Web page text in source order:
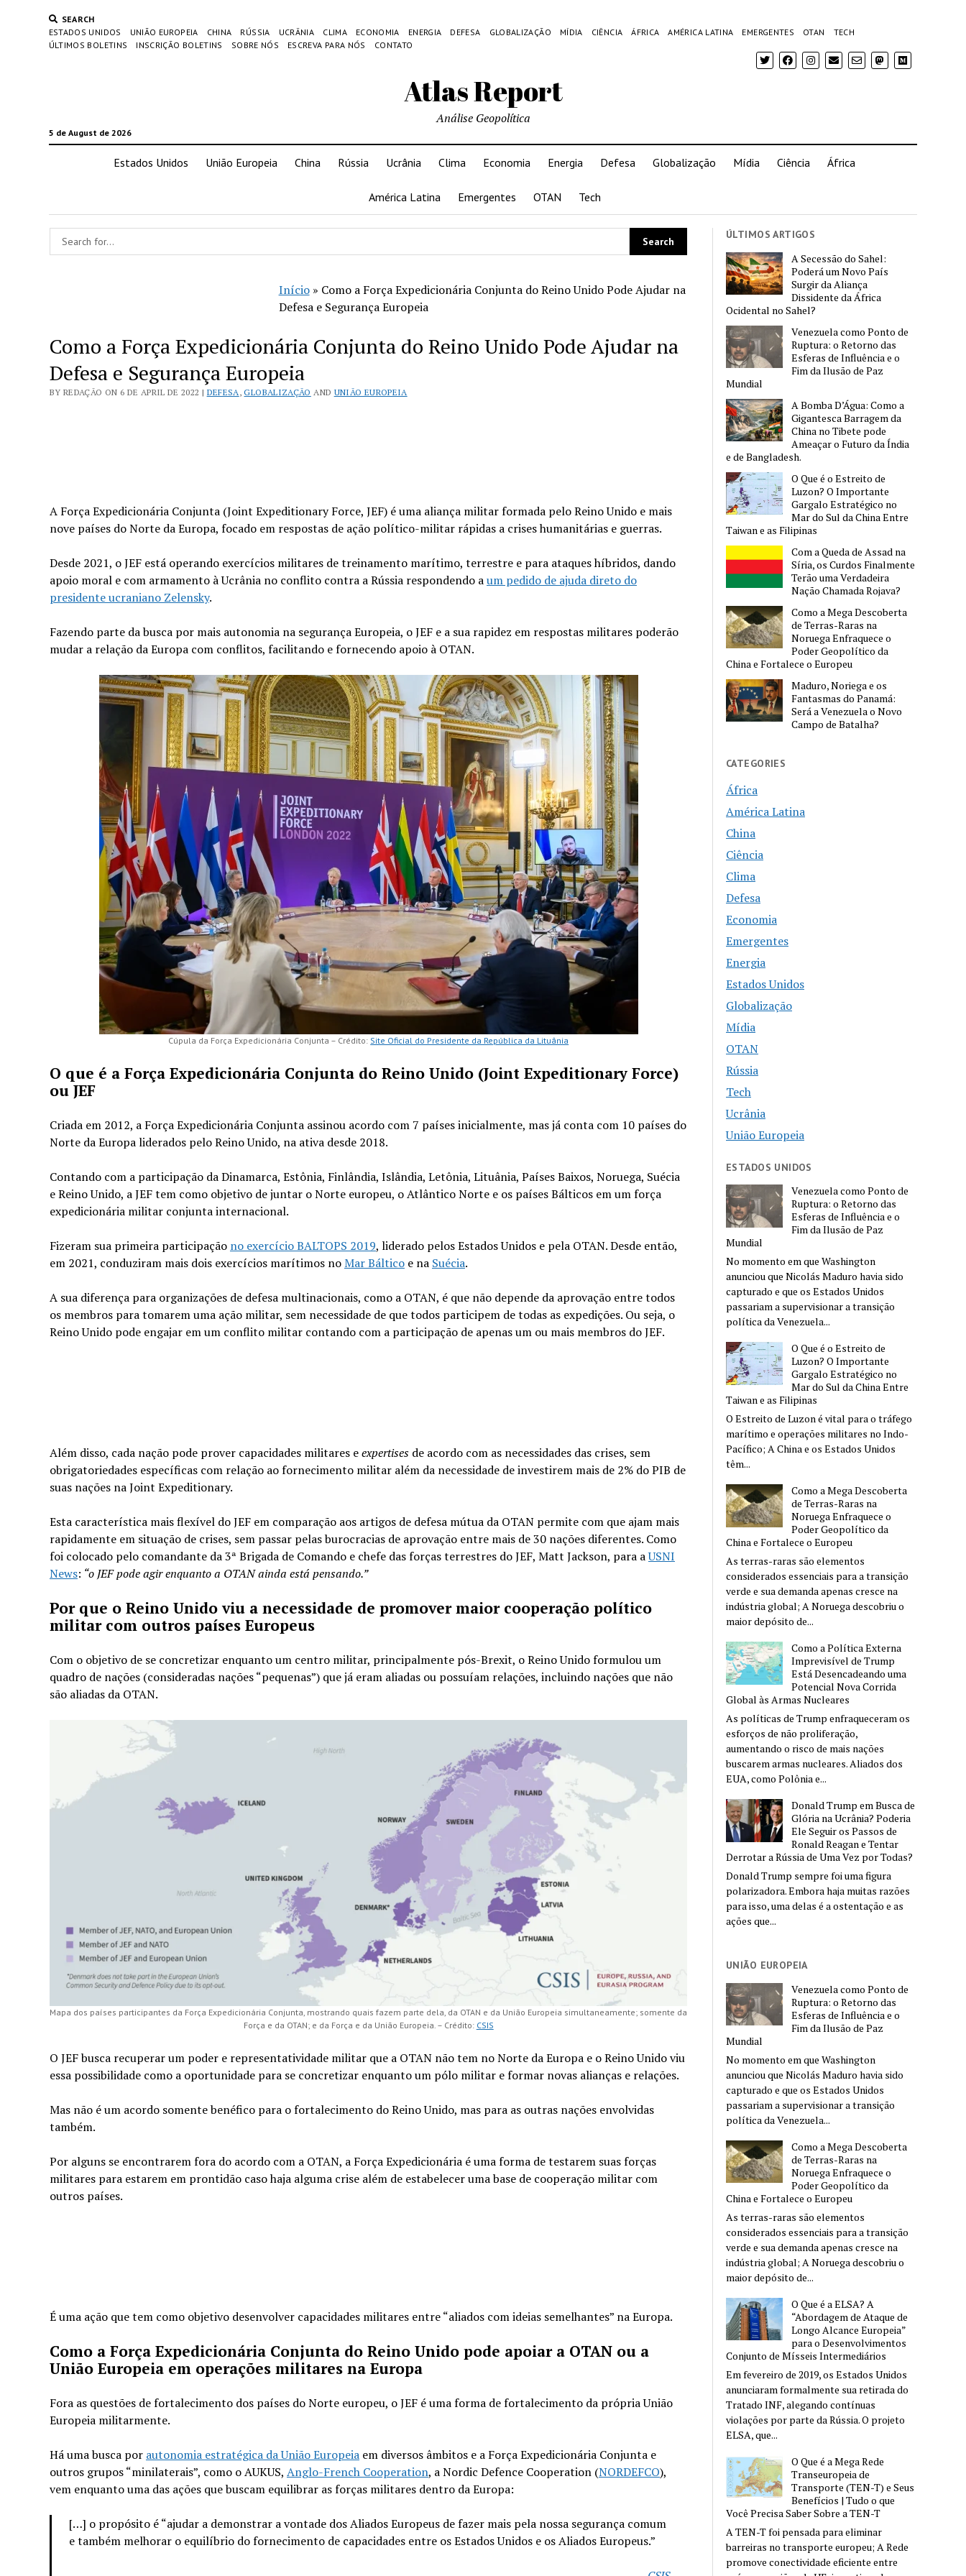
SEARCH
ESTADOS UNIDOS
UNIÃO EUROPEIA CHINA RÚSSIA UCRÂNIA CLIMA ECONOMIA ENERGIA DEFESA GLOBALIZAÇÃO MÍDIA CIÊNCIA ÁFRICA AMÉRICA LATINA EMERGENTES OTAN
TECH
ÚLTIMOS BOLETINS
INSCRIÇÃO BOLETINS SOBRE NÓS ESCREVA PARA NÓS CONTATO
Atlas Report
5 de August de 2026
Análise Geopolítica
Estados Unidos União Europeia China Rússia Ucrânia Clima Economia Energia Defesa Globalização Mídia Ciência África
América Latina Emergentes OTAN Tech
Início» Como a Força Expedicionária Conjunta do Reino Unido Pode Ajudar na
Defesa e Segurança Europeia
Como a Força Expedicionária Conjunta do Reino Unido Pode Ajudar na
Defesa e Segurança Europeia
BY REDAÇÃO ON 6 DE APRIL DE 2022 | DEFESA,GLOBALIZAÇÃO AND UNIÃO EUROPEIA
A Força Expedicionária Conjunta (Joint Expeditionary Force, JEF) é uma aliança militar formada pelo Reino Unido e mais
nove países do Norte da Europa, focado em respostas de ação político-militar rápidas a crises humanitárias e guerras.
Desde 2021, o JEF está operando exercícios militares de treinamento marítimo, terrestre e para ataques híbridos, dando
apoio moral e com armamento à Ucrânia no conflito contra a Rússia respondendo aum pedido de ajuda direto do
presidente ucraniano Zelensky.
Fazendo parte da busca por mais autonomia na segurança Europeia, o JEF e a sua rapidez em respostas militares poderão
mudar a relação da Europa com conflitos, facilitando e fornecendo apoio à OTAN.
Cúpula da Força Expedicionária Conjunta – Crédito: Site Oficial do Presidente da República da Lituânia
O que é a Força Expedicionária Conjunta do Reino Unido (Joint Expeditionary Force)
ou JEF
Criada em 2012, a Força Expedicionária Conjunta assinou acordo com 7 países inicialmente, mas já conta com 10 países do
Norte da Europa liderados pelo Reino Unido, na ativa desde 2018.
Contando com a participação da Dinamarca, Estônia, Finlândia, Islândia, Letônia, Lituânia, Países Baixos, Noruega, Suécia
e Reino Unido, a JEF tem como objetivo de juntar o Norte europeu, o Atlântico Norte e os países Bálticos em um força
expedicionária militar conjunta internacional.
Fizeram sua primeira participação no exercício BALTOPS 2019, liderado pelos Estados Unidos e pela OTAN. Desde então,
em 2021, conduziram mais dois exercícios marítimos noMar Bálticoe na Suécia.
A sua diferença para organizações de defesa multinacionais, como a OTAN, é que não depende da aprovação entre todos
os membros para tomarem uma ação militar, sem necessidade de que todos participem de todas as expedições. Ou seja, o
Reino Unido pode engajar em um conflito militar contando com a participação de apenas um ou mais membros do JEF.
Além disso, cada nação pode prover capacidades militares eexpertises de acordo com as necessidades das crises, sem
obrigatoriedades específicas com relação ao fornecimento militar além da necessidade de investirem mais de 2% do PIB de
suas nações na Joint Expeditionary.
Esta característica mais flexível do JEF em comparação aos artigos de defesa mútua da OTAN permite com que ajam mais
rapidamente em situação de crises, sem passar pelas burocracias de aprovação entre mais de 30 nações diferentes. Como
foi colocado pelo comandante da 3ª Brigada de Comando e chefe das forças terrestres do JEF, Matt Jackson, para aUSNI
News: “o JEF pode agir enquanto a OTAN ainda está pensando.”
Por que o Reino Unido viu a necessidade de promover maior cooperação político
militar com outros países Europeus
Com o objetivo de se concretizar enquanto um centro militar, principalmente pós-Brexit, o Reino Unido formulou um
quadro de nações (consideradas nações “pequenas”) que já eram aliadas ou possuíam relações, incluindo nações que não
são aliadas da OTAN.
Mapa dos países participantes da Força Expedicionária Conjunta, mostrando quais fazem parte dela, da OTAN e da União Europeia simultaneamente; somente da
Força e da OTAN; e da Força e da União Europeia. – Crédito: CSIS
O JEF busca recuperar um poder e representatividade militar que a OTAN não tem no Norte da Europa e o Reino Unido viu
essa possibilidade como a oportunidade para se concretizar enquanto um pólo militar e formar novas alianças e relações.
Mas não é um acordo somente benéfico para o fortalecimento do Reino Unido, mas para as outras nações envolvidas
também.
Por alguns se encontrarem fora do acordo com a OTAN, a Força Expedicionária é uma forma de testarem suas forças
militares para estarem em prontidão caso haja alguma crise além de estabelecer uma base de cooperação militar com
outros países.
É uma ação que tem como objetivo desenvolver capacidades militares entre “aliados com ideias semelhantes” na Europa.
Como a Força Expedicionária Conjunta do Reino Unido pode apoiar a OTAN ou a
União Europeia em operações militares na Europa
Fora as questões de fortalecimento dos países do Norte europeu, o JEF é uma forma de fortalecimento da própria União
Europeia militarmente.
Há uma busca por autonomia estratégica da União Europeiaem diversos âmbitos e a Força Expedicionária Conjunta e
outros grupos “minilaterais”, como o AUKUS, Anglo-French Cooperation, a Nordic Defence Cooperation (NORDEFCO),
vem enquanto uma das ações que buscam equilibrar as forças militares dentro da Europa:
[…] o propósito é “ajudar a demonstrar a vontade dos Aliados Europeus de fazer mais pela nossa segurança comum
e também melhorar o equilíbrio do fornecimento de capacidades entre os Estados Unidos e os Aliados Europeus.”
ÚLTIMOS ARTIGOS
A Secessão do Sahel:
Poderá um Novo País
Surgir da Aliança
Dissidente da África
Ocidental no Sahel?
Venezuela como Ponto de
Ruptura: o Retorno das
Esferas de Influência e o
Fim da Ilusão de Paz
Mundial
A Bomba D’Água: Como a
Gigantesca Barragem da
China no Tibete pode
Ameaçar o Futuro da Índia
e de Bangladesh.
O Que é o Estreito de
Luzon? O Importante
Gargalo Estratégico no
Mar do Sul da China Entre
Taiwan e as Filipinas
Com a Queda de Assad na
Síria, os Curdos Finalmente
Terão uma Verdadeira
Nação Chamada Rojava?
Como a Mega Descoberta
de Terras-Raras na
Noruega Enfraquece o
Poder Geopolítico da
China e Fortalece o Europeu
Maduro, Noriega e os
Fantasmas do Panamá:
Será a Venezuela o Novo
Campo de Batalha?
CATEGORIES
África
América Latina
China
Ciência
Clima
Defesa
Economia
Emergentes
Energia
Estados Unidos
Globalização
Mídia
OTAN
Rússia
Tech
Ucrânia
União Europeia
ESTADOS UNIDOS
Venezuela como Ponto de
Ruptura: o Retorno das
Esferas de Influência e o
Fim da Ilusão de Paz
Mundial
No momento em que Washington
anunciou que Nicolás Maduro havia sido
capturado e que os Estados Unidos
passariam a supervisionar a transição
política da Venezuela...
O Que é o Estreito de
Luzon? O Importante
Gargalo Estratégico no
Mar do Sul da China Entre
Taiwan e as Filipinas
O Estreito de Luzon é vital para o tráfego
marítimo e operações militares no Indo-
Pacífico; A China e os Estados Unidos
têm...
Como a Mega Descoberta
de Terras-Raras na
Noruega Enfraquece o
Poder Geopolítico da
China e Fortalece o Europeu
As terras-raras são elementos
considerados essenciais para a transição
verde e sua demanda apenas cresce na
indústria global; A Noruega descobriu o
maior depósito de...
Como a Política Externa
Imprevisível de Trump
Está Desencadeando uma
Potencial Nova Corrida
Global às Armas Nucleares
As políticas de Trump enfraqueceram os
esforços de não proliferação,
aumentando o risco de mais nações
buscarem armas nucleares. Aliados dos
EUA, como Polônia e...
Donald Trump em Busca de
Glória na Ucrânia? Poderia
Ele Seguir os Passos de
Ronald Reagan e Tentar
Derrotar a Rússia de Uma Vez por Todas?
Donald Trump sempre foi uma figura
polarizadora. Embora haja muitas razões
para isso, uma delas é a ostentação e as
ações que...
UNIÃO EUROPEIA
Venezuela como Ponto de
Ruptura: o Retorno das
Esferas de Influência e o
Fim da Ilusão de Paz
Mundial
No momento em que Washington
anunciou que Nicolás Maduro havia sido
capturado e que os Estados Unidos
passariam a supervisionar a transição
política da Venezuela...
Como a Mega Descoberta
de Terras-Raras na
Noruega Enfraquece o
Poder Geopolítico da
China e Fortalece o Europeu
As terras-raras são elementos
considerados essenciais para a transição
verde e sua demanda apenas cresce na
indústria global; A Noruega descobriu o
maior depósito de...
O Que é a ELSA? A
“Abordagem de Ataque de
Longo Alcance Europeia”
para o Desenvolvimentos
Conjunto de Mísseis Intermediários
Em fevereiro de 2019, os Estados Unidos
anunciaram formalmente sua retirada do
Tratado INF, alegando contínuas
violações por parte da Rússia. O projeto
ELSA, que...
O Que é a Mega Rede
Transeuropeia de
Transporte (TEN-T) e Seus
Benefícios | Tudo o que
Você Precisa Saber Sobre a TEN-T
A TEN-T foi pensada para eliminar
barreiras no transporte europeu; A Rede
promove conectividade eficiente entre